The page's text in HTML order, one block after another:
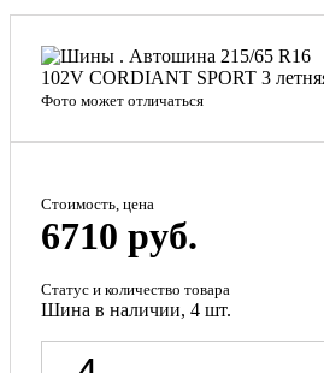
Фото может отличаться
Стоимость, цена
6710 руб.
Статус и количество товара
Шина в наличии, 4 шт.